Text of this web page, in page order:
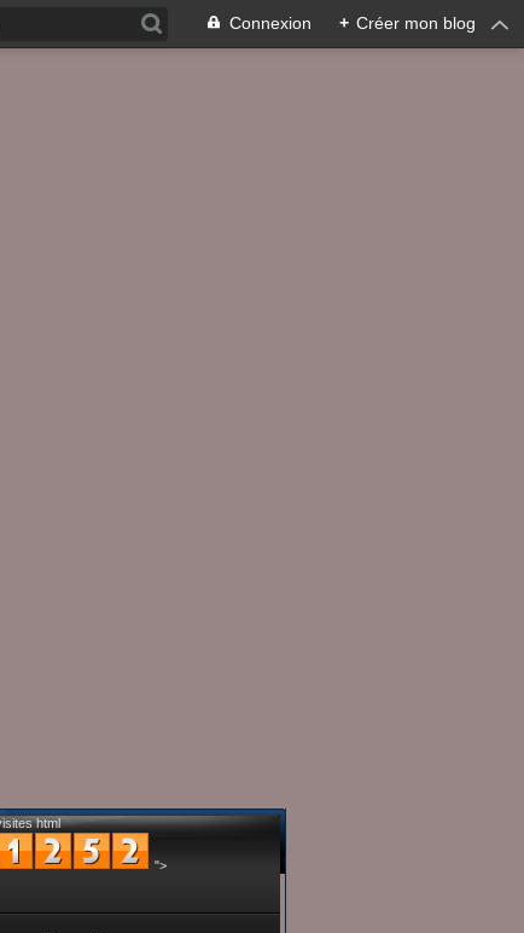
Connexion + Créer mon blog
html
">